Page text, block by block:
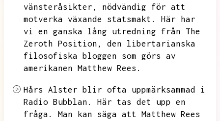
vänsteråsikter,
nödvändig för att
motverka växande statsmakt.
Här har
vi en ganska lång utredning från The
Zeroth Position,
den libertarianska
filosofiska bloggen som görs av
amerikanen Matthew Rees.
Hårs Alster blir ofta uppmärksammad i
Radio Bubblan.
Här tas det upp en
fråga.
Man kan säga att Matthew Rees